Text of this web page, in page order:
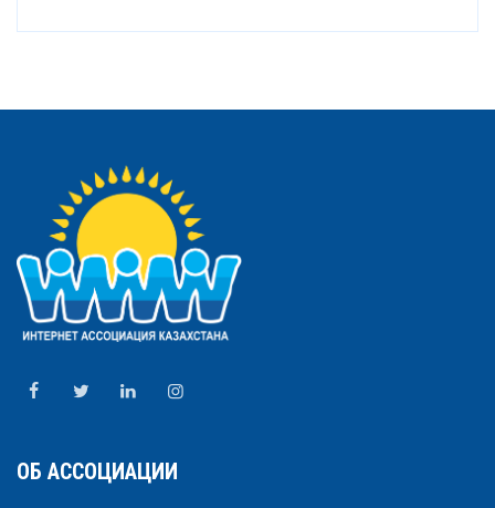
ОБ АССОЦИАЦИИ